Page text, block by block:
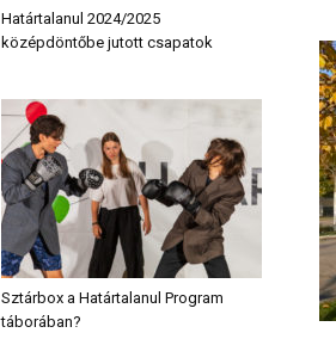
Határtalanul 2024/2025
középdöntőbe jutott csapatok
Sztárbox a Határtalanul Program
táborában?